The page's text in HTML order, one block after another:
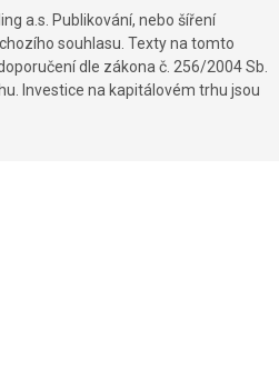
a.s. Publikování, nebo šíření
souhlasu. Texty na tomto
dle zákona č. 256/2004 Sb.
Investice na kapitálovém trhu jsou